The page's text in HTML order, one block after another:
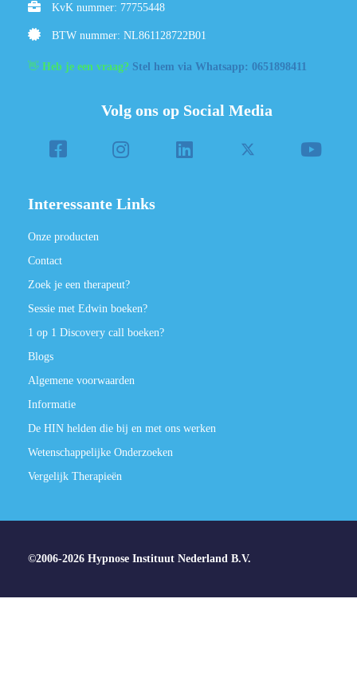
KvK nummer: 77755448
BTW nummer: NL861128722B01
👋 Heb je een vraag? Stel hem via Whatsapp: 0651898411
Volg ons op Social Media
Interessante Links
Onze producten
Contact
Zoek je een therapeut?
Sessie met Edwin boeken?
1 op 1 Discovery call boeken?
Blogs
Algemene voorwaarden
Informatie
De HIN helden die bij en met ons werken
Wetenschappelijke Onderzoeken
Vergelijk Therapieën
©2006-2026 Hypnose Instituut Nederland B.V.